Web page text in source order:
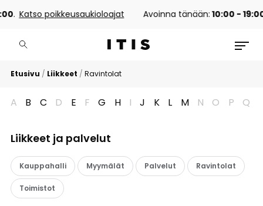
. Katso poikkeusaukioloajat Avoinna tänään:10:00 - 19:00.
Etusivu / Liikkeet / Ravintolat
A B C D E F G H I J K L M N O P Q
Liikkeet ja palvelut
Kauppahalli Myymälät Palvelut Ravintolat
Toimistot